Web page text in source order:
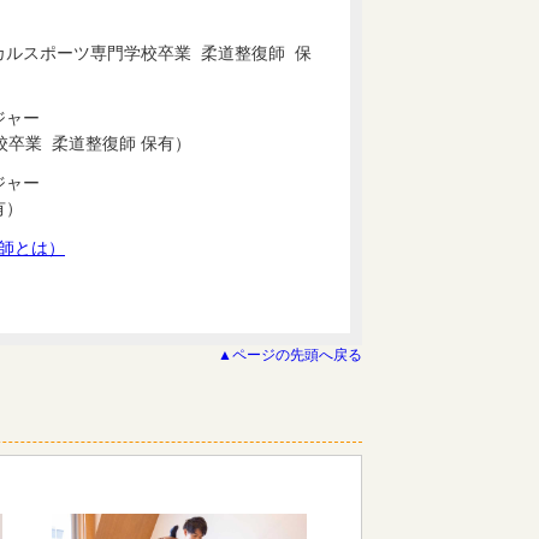
スポーツ専門学校卒業 柔道整復師 保
ャー
業 柔道整復師 保有）
ャー
とは）
▲ページの先頭へ戻る